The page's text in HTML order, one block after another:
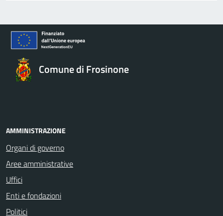
Comune di Frosinone
AMMINISTRAZIONE
Organi di governo
Aree amministrative
Uffici
Enti e fondazioni
Politici